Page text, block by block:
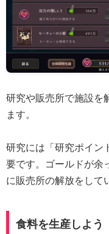
研究や販売所で施設を
ます。
研究には「研究ポイン
要です。ゴールドが余
に販売所の解放をして
食料を生産しよう